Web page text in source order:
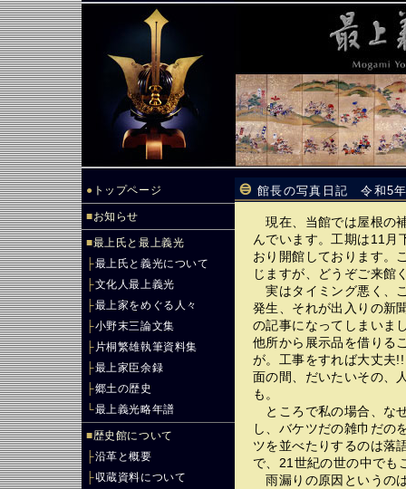
● トップページ
■お知らせ
■最上氏と最上義光
├最上氏と義光について
├文化人最上義光
├最上家をめぐる人々
├小野末三論文集
├ 片桐繁雄執筆資料集
├最上家臣余録
├郷土の歴史
└最上義光略年譜
■歴史館について
├沿革と概要
├収蔵資料について
館長の写真日記 令和5
現在、当館では屋根の
んでいます。工期は11月
おり開館しております。
じますが、どうぞご来館
実はタイミング悪く、
発生、それが出入りの新
の記事になってしまいま
他所から展示品を借りる
が。工事をすれば大丈夫
面の間、だいたいその、
も。
ところで私の場合、な
し、バケツだの雑巾だの
ツを並べたりするのは落
で、21世紀の世の中でも
雨漏りの原因というの